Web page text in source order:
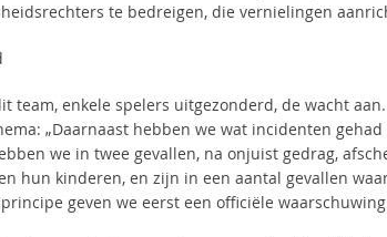
te bedreigen, die vernielingen
team, enkele spelers uitgezonderd, de wacht
„Daarnaast hebben we wat incidenten
we in twee gevallen, na onjuist gedrag,
hun kinderen, en zijn in een aantal gevallen
geven we eerst een officiële